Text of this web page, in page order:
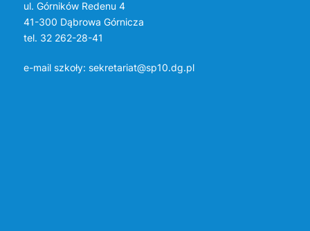
ul. Górników Redenu 4
41-300 Dąbrowa Górnicza
tel. 32 262-28-41
e-mail szkoły: sekretariat@sp10.dg.pl